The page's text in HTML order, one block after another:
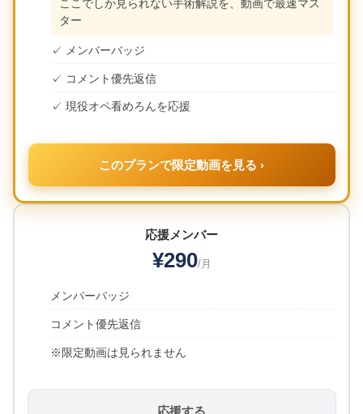
応援メンバー
¥290/月
メンバーバッジ
コメント優先返信
※限定動画は見られません
ここでしか見られない手術解説を、動画で最速マス
ター
✓ メンバーバッジ
✓ コメント優先返信
✓ 現役オペ看めろんを応援
このプランで限定動画を見る ›